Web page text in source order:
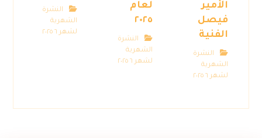
الأمير
فيصل
الفنية
النشرة
الشهرية
لشهر ٦ ٢٠٢٥
لعام
٢٠٢٥
النشرة
الشهرية
لشهر ٦ ٢٠٢٥
النشرة
الشهرية
لشهر ٦ ٢٠٢٥